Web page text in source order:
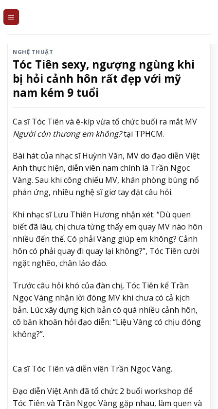
NGHỆ THUẬT
Tóc Tiên sexy, ngượng ngùng khi
bị hỏi cảnh hôn rất đẹp với mỹ
nam kém 9 tuổi
Ca sĩ Tóc Tiên và ê-kíp vừa tổ chức buổi ra mắt MV
Người còn thương em không?tại TPHCM.
Bài hát của nhạc sĩ Huỳnh Văn, MV do đạo diễn Việt
Anh thực hiện, diễn viên nam chính là Trần Ngọc
Vàng. Sau khi công chiếu MV, khán phòng bùng nổ
phản ứng, nhiều nghệ sĩ giơ tay đặt câu hỏi.
Khi nhạc sĩ Lưu Thiên Hương nhận xét: “Dù quen
biết đã lâu, chị chưa từng thấy em quay MV nào hôn
nhiều đến thế. Có phải Vàng giúp em không? Cảnh
hôn có phải quay đi quay lại không?”, Tóc Tiên cười
ngặt nghẽo, chân lảo đảo.
Trước câu hỏi khó của đàn chị, Tóc Tiên kể Trần
Ngọc Vàng nhận lời đóng MV khi chưa có cả kịch
bản. Lúc xây dựng kịch bản có quá nhiều cảnh hôn,
cô băn khoăn hỏi đạo diễn: “Liệu Vàng có chịu đóng
không?”.
Ca sĩ Tóc Tiên và diễn viên Trần Ngọc Vàng.
Đạo diễn Việt Anh đã tổ chức 2 buổi workshop để
Tóc Tiên và Trần Ngọc Vàng gặp nhau, làm quen và